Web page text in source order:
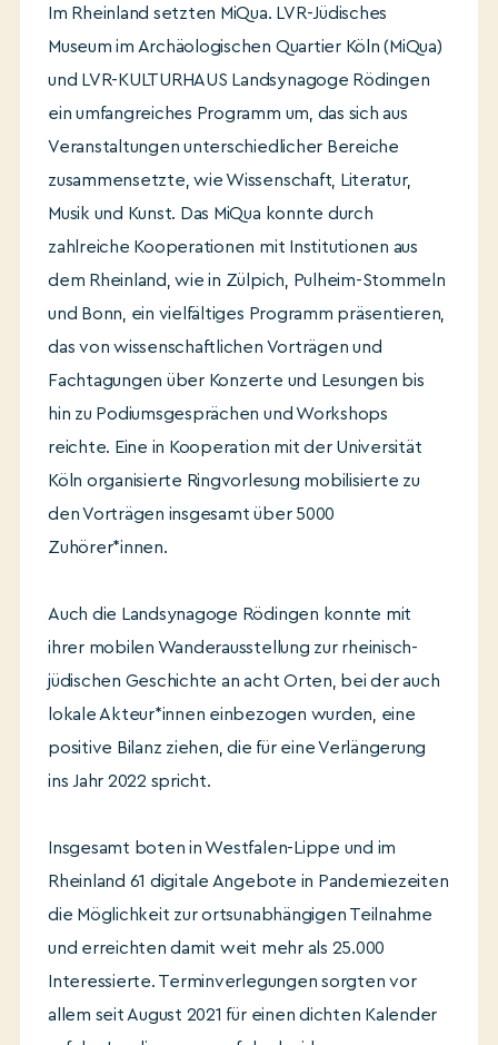
Im Rheinland setzten MiQua. LVR-Jüdisches
Museum im Archäologischen Quartier Köln (MiQua)
und LVR-KULTURHAUS Landsynagoge Rödingen
ein umfangreiches Programm um, das sich aus
Veranstaltungen unterschiedlicher Bereiche
zusammensetzte, wie Wissenschaft, Literatur,
Musik und Kunst. Das MiQua konnte durch
zahlreiche Kooperationen mit Institutionen aus
dem Rheinland, wie in Zülpich, Pulheim-Stommeln
und Bonn, ein vielfältiges Programm präsentieren,
das von wissenschaftlichen Vorträgen und
Fachtagungen über Konzerte und Lesungen bis
hin zu Podiumsgesprächen und Workshops
reichte. Eine in Kooperation mit der Universität
Köln organisierte Ringvorlesung mobilisierte zu
den Vorträgen insgesamt über 5000
Zuhörer*innen.
Auch die Landsynagoge Rödingen konnte mit
ihrer mobilen Wanderausstellung zur rheinisch-
jüdischen Geschichte an acht Orten, bei der auch
lokale Akteur*innen einbezogen wurden, eine
positive Bilanz ziehen, die für eine Verlängerung
ins Jahr 2022 spricht.
Insgesamt boten in Westfalen-Lippe und im
Rheinland 61 digitale Angebote in Pandemiezeiten
die Möglichkeit zur ortsunabhängigen Teilnahme
und erreichten damit weit mehr als 25.000
Interessierte. Terminverlegungen sorgten vor
allem seit August 2021 für einen dichten Kalender